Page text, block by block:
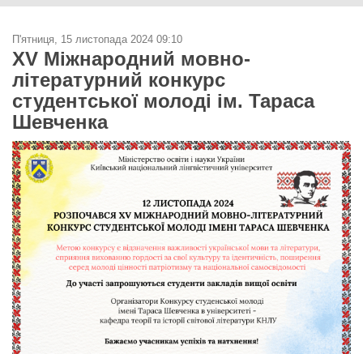
П'ятниця, 15 листопада 2024 09:10
XV Міжнародний мовно-
літературний конкурс
студентської молоді ім. Тараса
Шевченка